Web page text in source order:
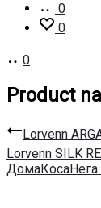
0
0
0
Product
Lorvenn
Lorvenn SILK
ДомаКосаНега